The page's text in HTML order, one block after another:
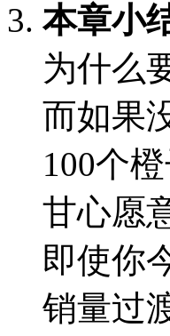
本章小
为什么
而如果
100个
甘心愿
即使你
销量过